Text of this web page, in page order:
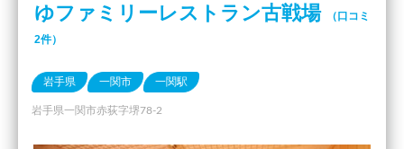
ゆファミリーレストラン古戦場
（口コミ
2件）
岩手県 一関市 一関駅
岩手県一関市赤荻字堺78-2